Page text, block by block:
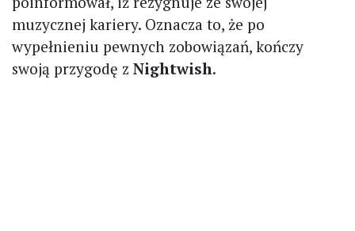
muzycznej kariery. Oznacza to, że po
wypełnieniu pewnych zobowiązań, kończy
swoją przygodę z Nightwish.